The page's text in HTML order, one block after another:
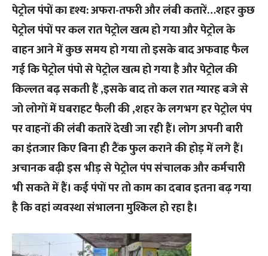
पेट्रोल पंपों का दृश्य: अफरा-तफरी और लंबी कतारें…शहर कुछ
पेट्रोल पंपों पर कल रात पेट्रोल खत्म हो गया और पेट्रोल के
वाहन आने में कुछ समय हो गया तो इसके बाद अफवाह फैल
गई कि पेट्रोल पंपो से पेट्रोल खत्म हो गया है और पेट्रोल की
किल्लत बढ़ सकती हैं ,इसके बाद तो कल रात ग्यारह बजे से
जो लोगों में घबराहट फैली की ,शहर के लगभग हर पेट्रोल पंप
पर वाहनों की लंबी कतारें देखी जा रही हैं। लोग अपनी बारी
का इंतजार किए बिना ही टैंक फुल कराने की होड़ में लगे हैं।
अचानक बढ़ी इस भीड़ से पेट्रोल पंप संचालक और कर्मचारी
भी सकते में हैं। कई पंपों पर तो काम का दबाव इतना बढ़ गया
है कि वहां व्यवस्था संभालना मुश्किल हो रहा है।